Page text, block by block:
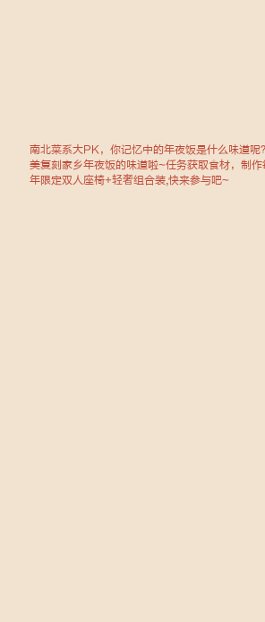
南北菜系大PK，你记忆中的年夜饭是什么味道呢
美复刻家乡年夜饭的味道啦~任务获取食材，制
年限定双人座椅+轻奢组合装,快来参与吧~